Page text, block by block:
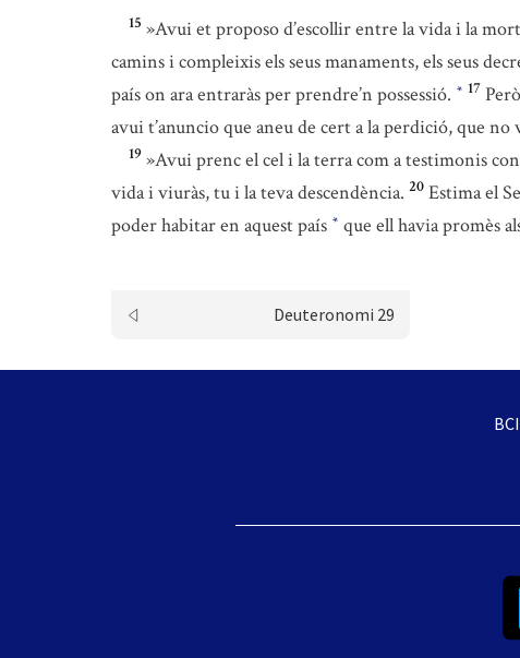
15 »Avui et proposo d’escollir entre la vida i la
camins i compleixis els seus manaments, els seus
país on ara entraràs per prendre’n possessió. * 17
avui t’anuncio que aneu de cert a la perdició, que no
19 »Avui prenc el cel i la terra com a testimonis
vida i viuràs, tu i la teva descendència. 20 Estima el
poder habitar en aquest país * que ell havia promès
Deuteronomi 29